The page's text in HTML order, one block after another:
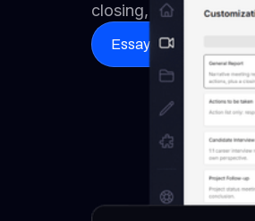
closing, sans effort.
Essayer Seedext